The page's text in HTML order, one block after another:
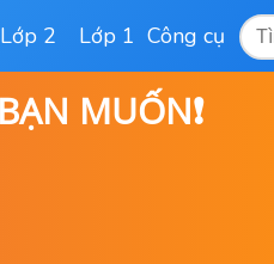
Lớp 2 Lớp 1 Công cụ
MUỐN❗